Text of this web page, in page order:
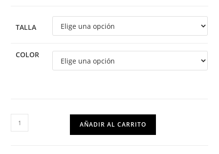
TALLA
COLOR
AÑADIR AL CARRITO